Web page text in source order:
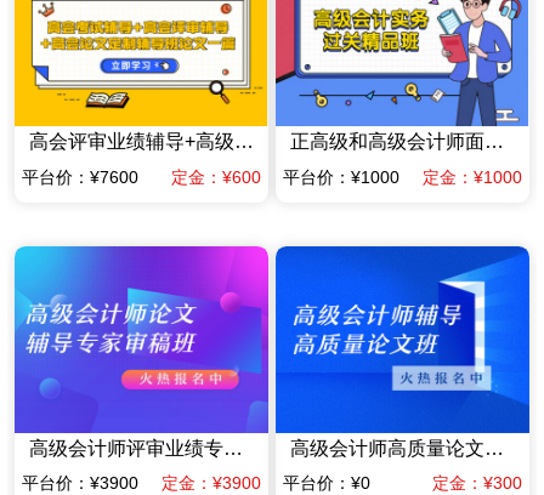
高会评审业绩辅导+高级会计师高质量论文辅导班一篇（赠送当年高会考试辅导课程）
平台价：¥7600 定金：¥600
正高级和高级会计师面试答辩专项专家辅导班
平台价：¥1000 定金：¥1000
高级会计师评审业绩专家指导班业绩材料提前规划班（含答辩）（限时优惠价格）
平台价：¥3900 定金：¥3900
高级会计师高质量论文辅导班（赠送当年考试辅导课程）
平台价：¥0 定金：¥300